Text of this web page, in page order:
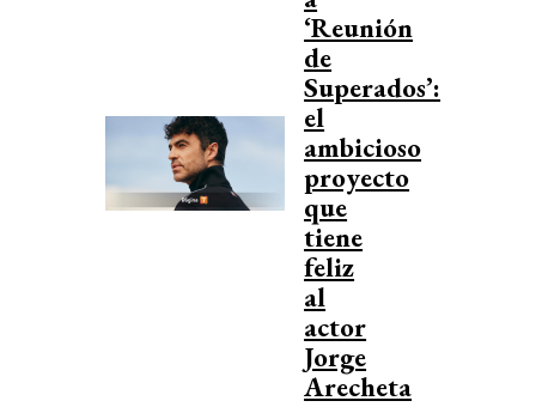
‘Reunión
de
Superados’:
el
ambicioso
proyecto
que
tiene
feliz
al
actor
Jorge
Arecheta